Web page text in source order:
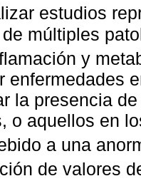
estudios
múltiples
y
enfermedades
la presencia
o aquellos en
a una
de valores